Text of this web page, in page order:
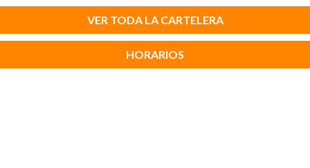
VER TODA LA CARTELERA
HORARIOS